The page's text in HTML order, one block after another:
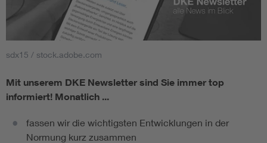
sdx15 / stock.adobe.com
Mit unserem DKE Newsletter sind Sie immer top
informiert! Monatlich ...
fassen wir die wichtigsten Entwicklungen in der
Normung kurz zusammen